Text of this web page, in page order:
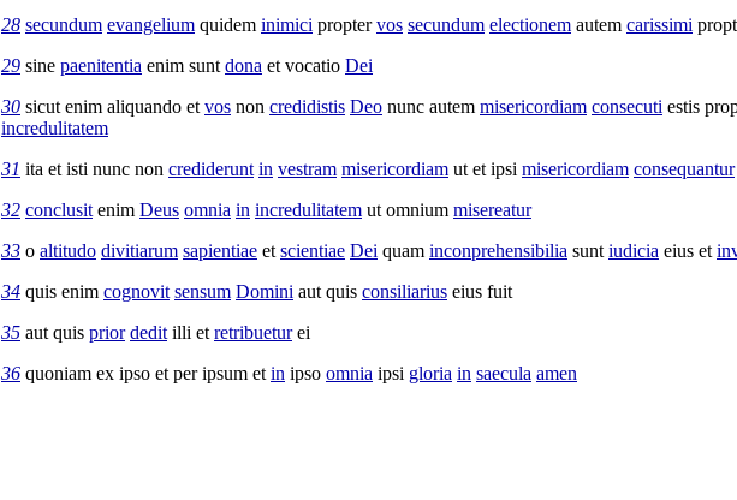
28 secundum evangelium quidem inimici proptervos secundum electionem autem carissimi
29 sine paenitentia enim sunt dona et vocatio Dei
30 sicut enim aliquando et vos non credidistis Deo nunc autem misericordiam consecuti estis
incredulitatem
31 ita et isti nunc non crediderunt in vestram misericordiam ut et ipsi misericordiam consequantur
32 conclusit enim Deus omnia in incredulitatem ut omnium misereatur
33 o altitudo divitiarum sapientiae et scientiae Dei quam inconprehensibilia sunt iudicia eius et
34 quis enim cognovit sensum Domini aut quis consiliarius eius fuit
35 aut quis prior dedit illi et retribueturei
36 quoniam ex ipso et per ipsum et in ipso omnia ipsi gloria in saecula amen